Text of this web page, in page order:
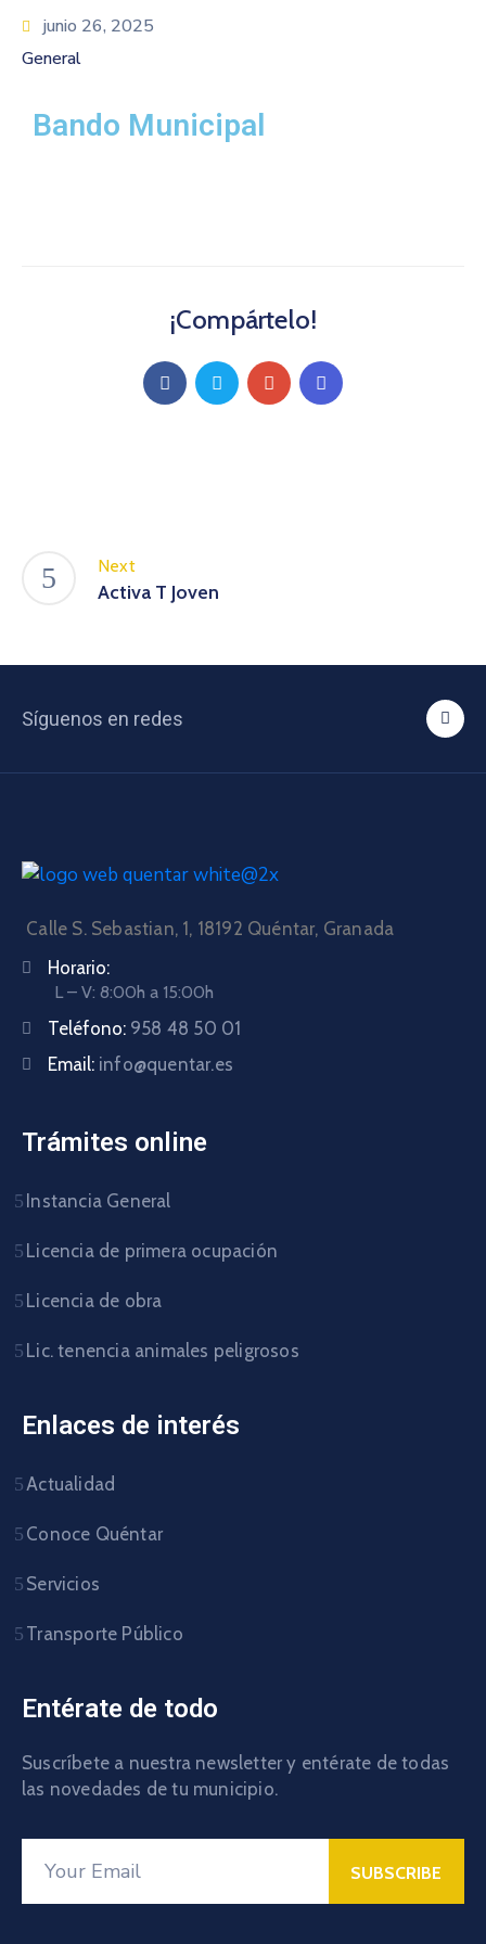
junio 26, 2025
General
Bando Municipal
¡Compártelo!
Next
Activa T Joven
Síguenos en redes
Calle S. Sebastian, 1, 18192 Quéntar, Granada
Horario:
L – V: 8:00h a 15:00h
Teléfono: 958 48 50 01
Email: info@quentar.es
Trámites online
Instancia General
Licencia de primera ocupación
Licencia de obra
Lic. tenencia animales peligrosos
Enlaces de interés
Actualidad
Conoce Quéntar
Servicios
Transporte Público
Entérate de todo
Suscríbete a nuestra newsletter y entérate de todas
las novedades de tu municipio.